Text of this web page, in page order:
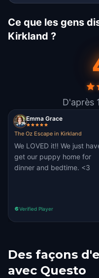
Ce que les gens
Kirkland ?
D'après
Emma Grace
The Oz Escape in Kirkland
We LOVED it!! We just
get our puppy home for
dinner and bedtime. <3
Verified Player
Des façons
avec Questo